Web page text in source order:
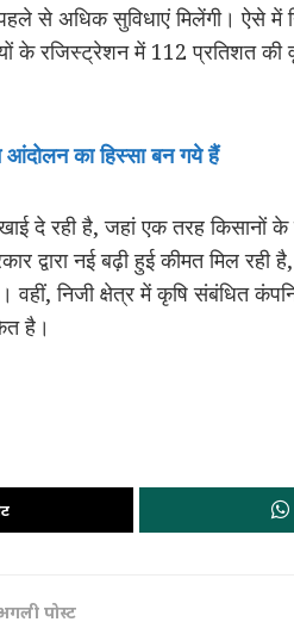
से अधिक सुविधाएं मिलेंगी। ऐसे में
के रजिस्ट्रेशन में 112 प्रतिशत की
आंदोलन का हिस्सा बन गये हैं
दे रही है, जहां एक तरह किसानों
द्वारा नई बढ़ी हुई कीमत मिल
निजी क्षेत्र में कृषि संबंधित
है।
पोस्ट